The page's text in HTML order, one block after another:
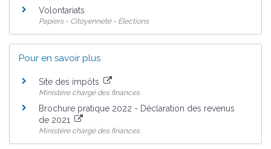
Volontariats
Papiers - Citoyenneté - Élections
Pour en savoir plus
Site des impôts
Ministère chargé des finances
Brochure pratique 2022 - Déclaration des revenus
de 2021
Ministère chargé des finances